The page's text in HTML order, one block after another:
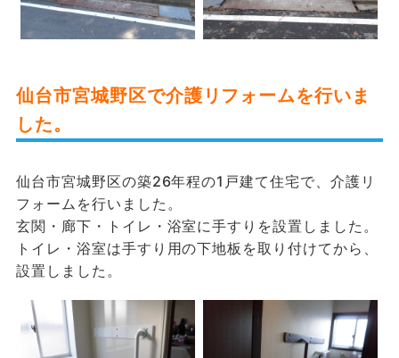
仙台市宮城野区で介護リフォームを行いま
した。
仙台市宮城野区の築26年程の1戸建て住宅で、介護リ
フォームを行いました。
玄関・廊下・トイレ・浴室に手すりを設置しました。
トイレ・浴室は手すり用の下地板を取り付けてから、
設置しました。